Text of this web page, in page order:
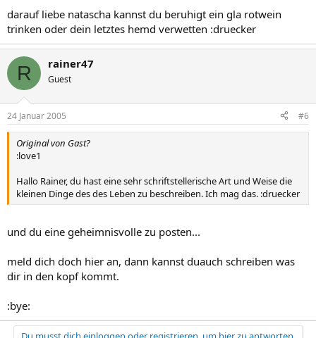
darauf liebe natascha kannst du beruhigt ein gla rotwein
trinken oder dein letztes hemd verwetten :druecker
R rainer47
Guest
24 Januar 2005 #6
Original von Gast?
:love1
Hallo Rainer, du hast eine sehr schriftstellerische Art und Weise die
kleinen Dinge des des Leben zu beschreiben. Ich mag das. :druecker
und du eine geheimnisvolle zu posten...
meld dich doch hier an, dann kannst duauch schreiben was
dir in den kopf kommt.
:bye: